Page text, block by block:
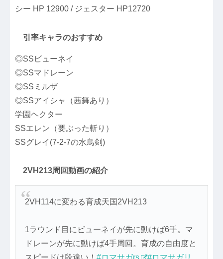
シー HP 12900 / ジェスター HP12720
引率キャラのおすすめ
◎SSビューネイ
◎SSマドレーン
◎SSミルザ
◎SSアイシャ（茜舞あり）
学園ヘクター
SSエレン（要ぶった斬り）
SSグレイ(7-2-7の水鳥剣)
2VH213周回動画の紹介
2VH114に変わる育成天国2VH213
1ラウンド目にビューネイが先に動けば6手。マ
ドレーンが先に動けば4手周回。育成の自由度と